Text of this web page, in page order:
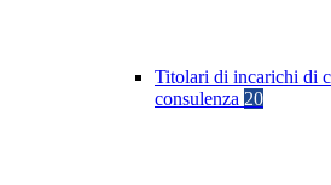
Titolari di incarichi di
consulenza 20